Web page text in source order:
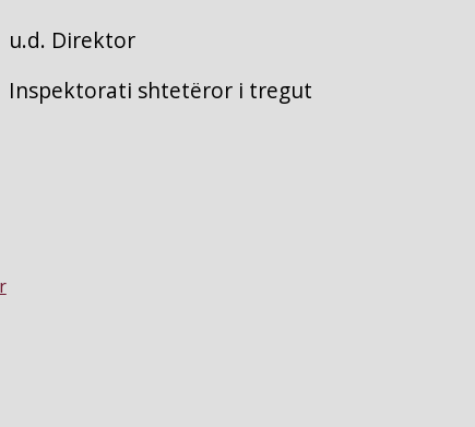
u.d. Direktor
Inspektorati shtetëror i tregut